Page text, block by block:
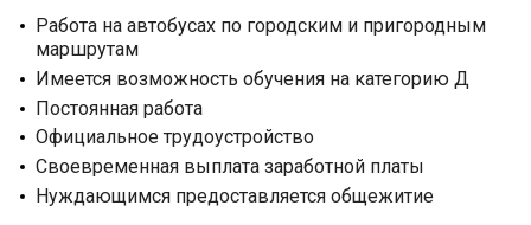
Работа на автобусах по городским и пригородным
маршрутам
Имеется возможность обучения на категорию Д
Постоянная работа
Официальное трудоустройство
Своевременная выплата заработной платы
Нуждающимся предоставляется общежитие